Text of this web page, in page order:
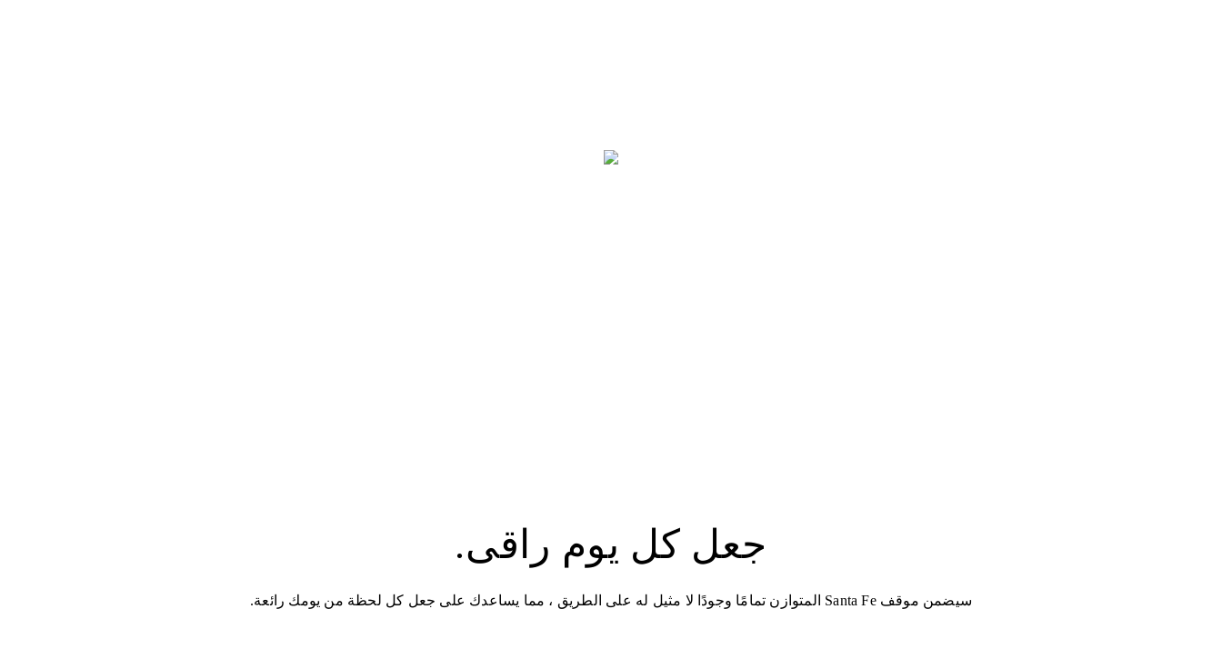
جعل كل يوم راقى.
سيضمن موقف Santa Fe المتوازن تمامًا وجودًا لا مثيل له على الطريق ، مما يساعدك على جعل كل لحظة من يومك رائعة.